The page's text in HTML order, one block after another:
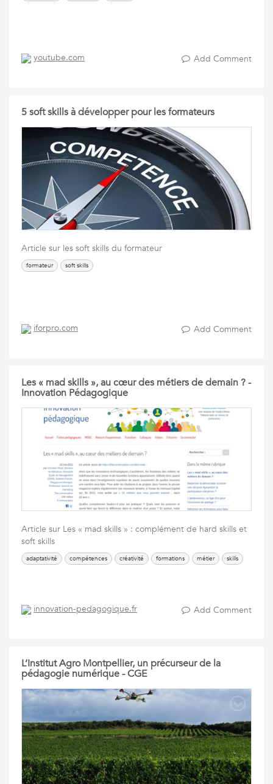
youtube.com Add Comment
5 soft skills à développer pour les formateurs
Article sur les soft skills du formateur
formateur soft skills
iforpro.com Add Comment
Les « mad skills », au cœur des métiers de demain ? -
Innovation Pédagogique
Article sur Les « mad skills » : complément de hard skills et
soft skills
adaptativité compétences créativité formations métier skills
innovation-pedagogique.fr Add Comment
L’Institut Agro Montpellier, un précurseur de la
pédagogie numérique - CGE